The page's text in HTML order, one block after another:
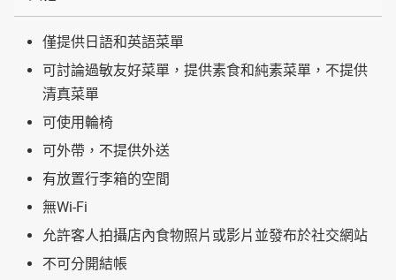
僅提供日語和英語菜單
可討論過敏友好菜單，提供素食和純素菜單，不提供
清真菜單
可使用輪椅
可外帶，不提供外送
有放置行李箱的空間
無Wi-Fi
允許客人拍攝店內食物照片或影片並發布於社交網站
不可分開結帳